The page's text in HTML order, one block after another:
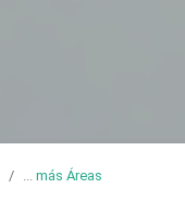
más Áreas